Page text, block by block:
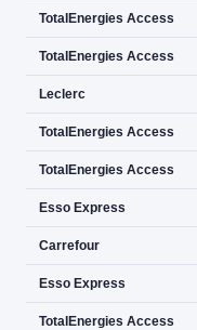
TotalEnergies Access
TotalEnergies Access
Leclerc
TotalEnergies Access
TotalEnergies Access
Esso Express
Carrefour
Esso Express
TotalEnergies Access